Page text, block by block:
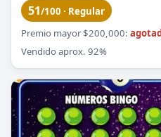
51/100 · Regular
Premio mayor $200,000:
Vendido aprox. 92%